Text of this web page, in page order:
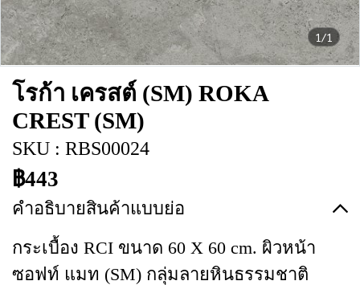
1/1
โรก้า เครสต์ (SM) ROKA
CREST (SM)
SKU : RBS00024
฿443
คำอธิบายสินค้าแบบย่อ
กระเบื้อง RCI ขนาด 60 X 60 cm. ผิวหน้า
ซอฟท์ แมท (SM) กลุ่มลายหินธรรมชาติ